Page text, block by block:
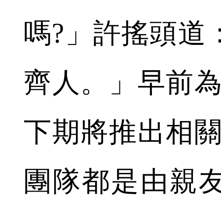
嗎?」許搖頭道
齊人。」早前
下期將推出相
團隊都是由親